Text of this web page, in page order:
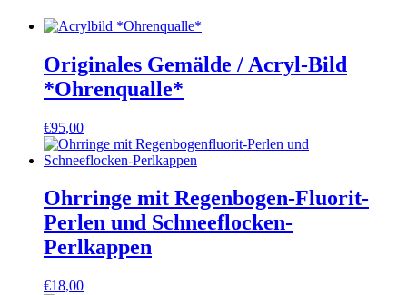
Originales Gemälde / Acryl-Bild
*Ohrenqualle*
€95,00
Ohrringe mit Regenbogen-Fluorit-
Perlen und Schneeflocken-
Perlkappen
€18,00